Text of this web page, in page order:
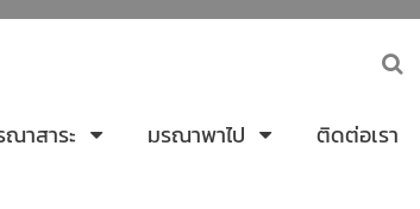
ณาสาระ มรณาพาไป ติดต่อเรา